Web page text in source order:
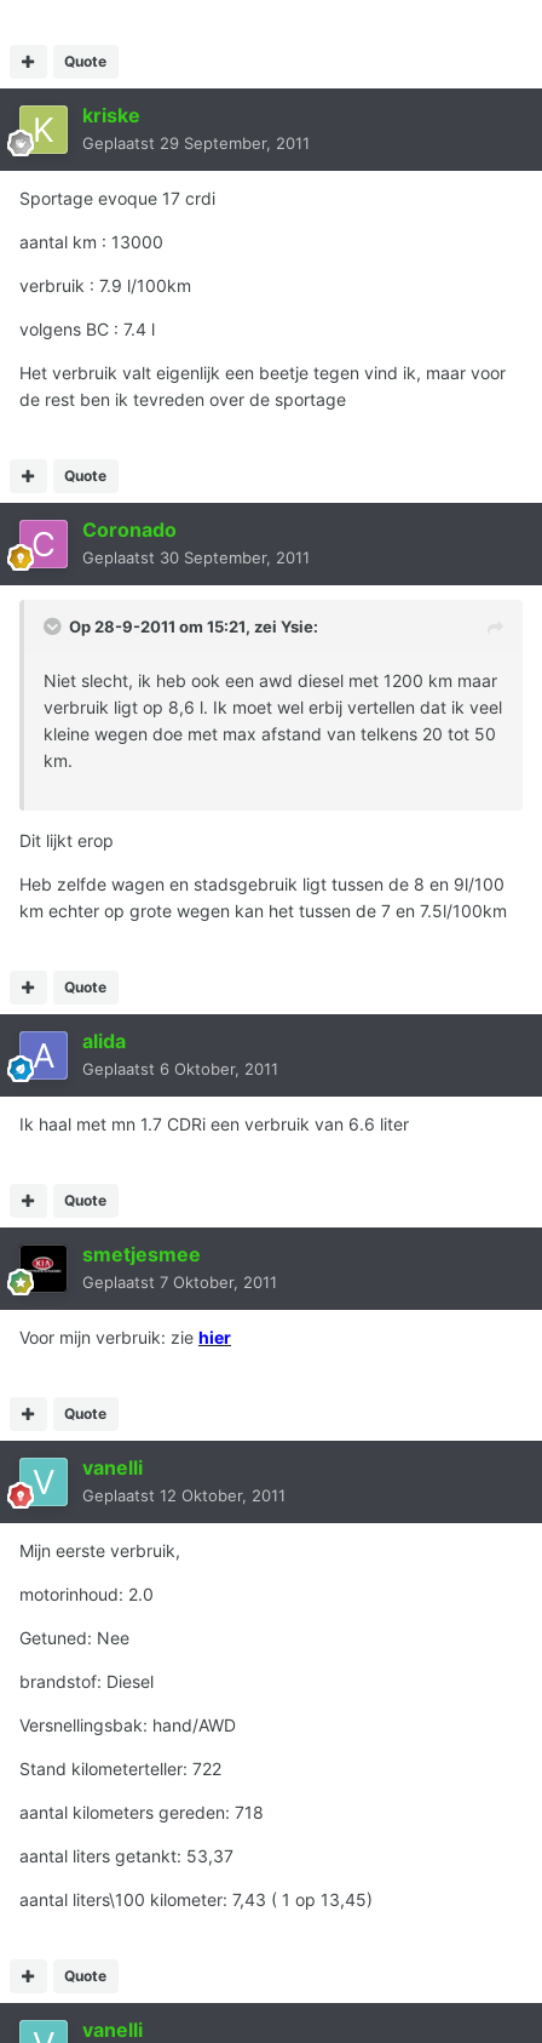
Quote
kriske
Geplaatst 29 September, 2011
Sportage evoque 17 crdi
aantal km : 13000
verbruik : 7.9 l/100km
volgens BC : 7.4 l
Het verbruik valt eigenlijk een beetje tegen vind ik, maar voor
de rest ben ik tevreden over de sportage
Quote
Coronado
Geplaatst 30 September, 2011
Op 28-9-2011 om 15:21, zei Ysie:
Niet slecht, ik heb ook een awd diesel met 1200 km maar
verbruik ligt op 8,6 l. Ik moet wel erbij vertellen dat ik veel
kleine wegen doe met max afstand van telkens 20 tot 50
km.
Dit lijkt erop
Heb zelfde wagen en stadsgebruik ligt tussen de 8 en 9l/100
km echter op grote wegen kan het tussen de 7 en 7.5l/100km
Quote
alida
Geplaatst 6 Oktober, 2011
Ik haal met mn 1.7 CDRi een verbruik van 6.6 liter
Quote
smetjesmee
Geplaatst 7 Oktober, 2011
Voor mijn verbruik: zie hier
Quote
vanelli
Geplaatst 12 Oktober, 2011
Mijn eerste verbruik,
motorinhoud: 2.0
Getuned: Nee
brandstof: Diesel
Versnellingsbak: hand/AWD
Stand kilometerteller: 722
aantal kilometers gereden: 718
aantal liters getankt: 53,37
aantal liters\100 kilometer: 7,43 ( 1 op 13,45)
Quote
vanelli